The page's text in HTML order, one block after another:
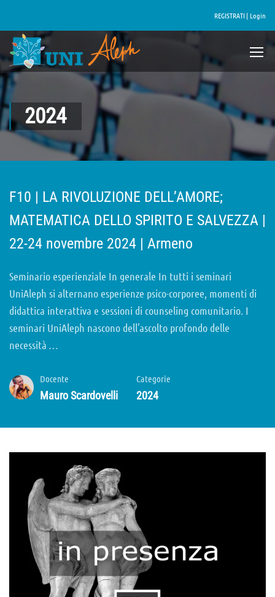
REGISTRATI | Login
2024
F10 | LA RIVOLUZIONE DELL’AMORE;
MATEMATICA DELLO SPIRITO E SALVEZZA |
22-24 novembre 2024 | Armeno
Seminario esperienziale In generale In tutti i seminari
UniAleph si alternano esperienze psico-corporee, momenti di
didattica interattiva e sessioni di counseling comunitario. I
seminari UniAleph nascono dell’ascolto profondo delle
necessità …
Docente
Mauro Scardovelli
Categorie
2024